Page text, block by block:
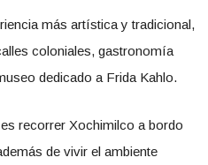
más artística y tradicional,
coloniales, gastronomía
dedicado a Frida Kahlo.
recorrer Xochimilco a bordo
de vivir el ambiente